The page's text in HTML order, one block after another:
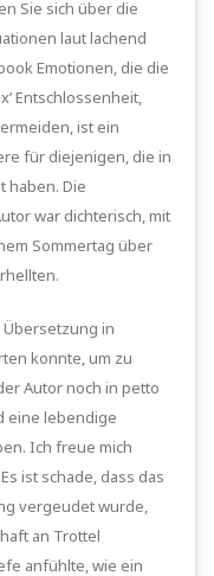
Sie sich über die
laut lachend
Emotionen, die die
Entschlossenheit,
ist ein
für diejenigen, die in
haben. Die
war dichterisch, mit
Sommertag über
in
konnte, um zu
Autor noch in petto
eine lebendige
Ich freue mich
ist schade, dass das
vergeudet wurde,
an Trottel
anfühlte, wie ein